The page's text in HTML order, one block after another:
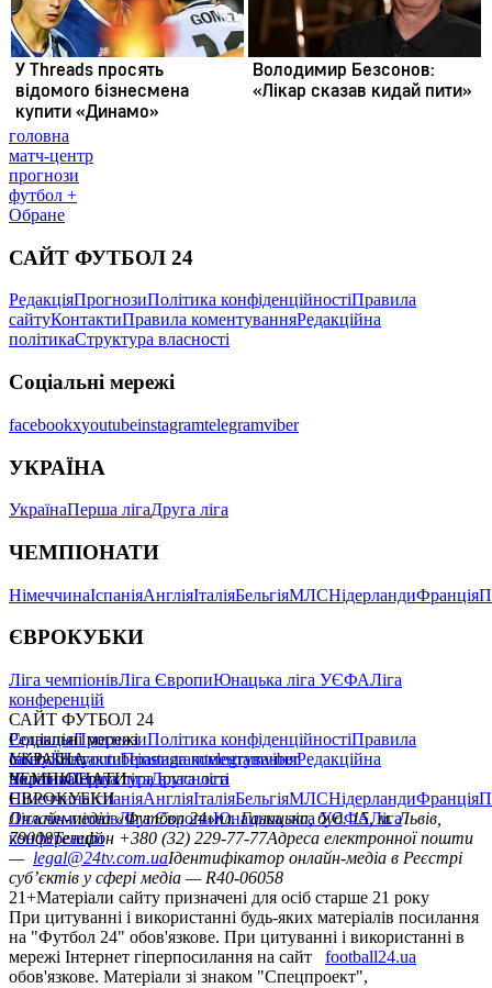
головна
матч-центр
прогнози
футбол +
Обране
САЙТ ФУТБОЛ 24
РедакціяПрогнозиПолітика конфіденційностіПравила
сайтуКонтактиПравила коментуванняРедакційна
політикаСтруктура власності
Соціальні мережі
facebookxyoutubeinstagramtelegramviber
УКРАЇНА
УкраїнаПерша лігаДруга ліга
ЧЕМПІОНАТИ
НімеччинаІспаніяАнгліяІталіяБельгіяМЛСНідерландиФранція
ЄВРОКУБКИ
Ліга чемпіонівЛіга ЄвропиЮнацька ліга УЄФАЛіга
конференцій
САЙТ ФУТБОЛ 24
РедакціяПрогнозиПолітика конфіденційностіПравила
сайтуКонтактиПравила коментуванняРедакційна
політикаСтруктура власності
Соціальні мережі
facebookxyoutubeinstagramtelegramviber
УКРАЇНА
УкраїнаПерша лігаДруга ліга
ЧЕМПІОНАТИ
НімеччинаІспаніяАнгліяІталіяБельгіяМЛСНідерландиФранція
ЄВРОКУБКИ
Ліга чемпіонівЛіга ЄвропиЮнацька ліга УЄФАЛіга
конференцій
Онлайн-медіа «Футбол 24»пл. Галицька, буд. 15, м. Львів,
79008Телефон +380 (32) 229-77-77Адреса електронної пошти
— legal@24tv.com.uaІдентифікатор онлайн-медіа в Реєстрі
суб’єктів у сфері медіа — R40-06058
21+Матеріали сайту призначені для осіб старше 21 року
При цитуванні і використанні будь-яких матеріалів посилання
на "Футбол 24" обов'язкове. При цитуванні і використанні в
мережі Інтернет гіперпосилання на сайт
football24.ua
обов'язкове. Матеріали зі знаком "Спецпроект",